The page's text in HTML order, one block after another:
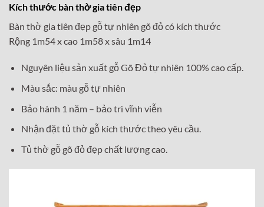
Kích thước bàn thờ gia tiên đẹp
Bàn thờ gia tiên đẹp gỗ tự nhiên gõ đỏ có kích thước
Rộng 1m54 x cao 1m58 x sâu 1m14
Nguyên liệu sản xuất gỗ Gõ Đỏ tự nhiên 100% cao cấp.
Màu sắc: màu gỗ tự nhiên
Bảo hành 1 năm – bảo trì vĩnh viễn
Nhận đặt tủ thờ gỗ kích thước theo yêu cầu.
Tủ thờ gỗ gõ đỏ đẹp chất lượng cao.